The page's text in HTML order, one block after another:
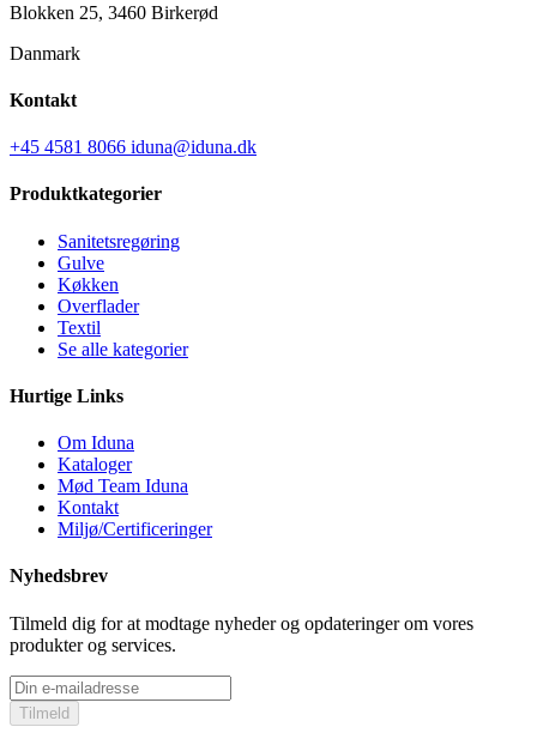
Blokken 25, 3460 Birkerød
Danmark
Kontakt
+45 4581 8066 iduna@iduna.dk
Produktkategorier
Sanitetsregøring
Gulve
Køkken
Overflader
Textil
Se alle kategorier
Hurtige Links
Om Iduna
Kataloger
Mød Team Iduna
Kontakt
Miljø/Certificeringer
Nyhedsbrev
Tilmeld dig for at modtage nyheder og opdateringer om vores
produkter og services.
Tilmeld